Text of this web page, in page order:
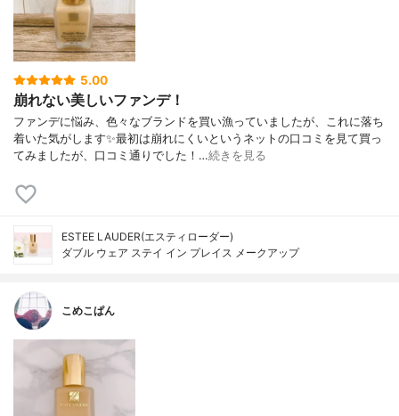
5.00
崩れない美しいファンデ！
ファンデに悩み、色々なブランドを買い漁っていましたが、これに落ち
着いた気がします✨最初は崩れにくいというネットの口コミを見て買っ
てみましたが、口コミ通りでした！…続きを見る
ESTEE LAUDER(エスティローダー)
ダブル ウェア ステイ イン プレイス メークアップ
こめこぱん